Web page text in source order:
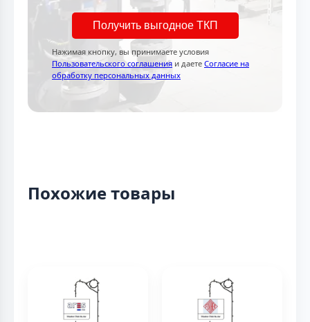
Получить выгодное ТКП
Нажимая кнопку, вы принимаете условия
Пользовательского соглашения и даете Согласие на
обработку персональных данных
Похожие товары